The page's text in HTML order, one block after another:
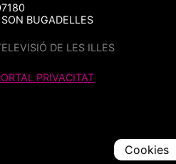
BUGADELLES
DE LES ILLES
PRIVACITAT
Cookies